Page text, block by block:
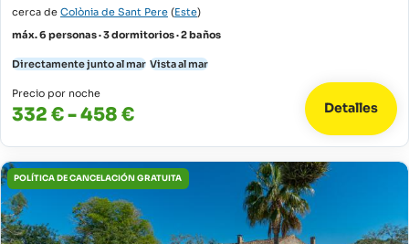
cerca de Colònia de Sant Pere (Este)
máx. 6 personas · 3 dormitorios · 2 baños
Directamente junto al mar Vista al mar
Precio por noche
332 € - 458 € Detalles
POLÍTICA DE CANCELACIÓN GRATUITA